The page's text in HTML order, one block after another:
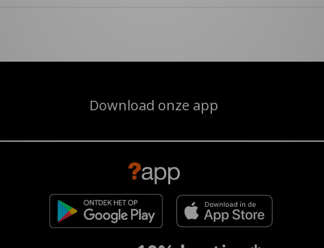
Download onze app